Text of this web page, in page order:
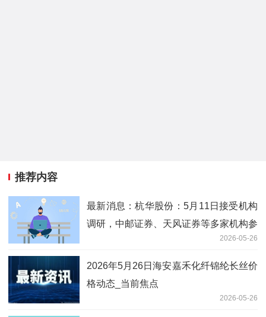
推荐内容
最新消息：杭华股份：5月11日接受机构
调研，中邮证券、天风证券等多家机构参
2026-05-26
2026年5月26日海安嘉禾化纤锦纶长丝价
格动态_当前焦点
2026-05-26